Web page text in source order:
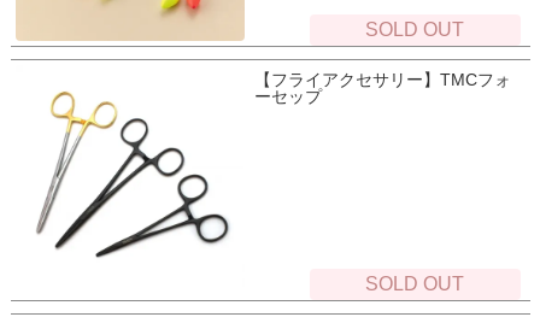
SOLD OUT
【フライアクセサリー】TMCフォ
ーセップ
SOLD OUT